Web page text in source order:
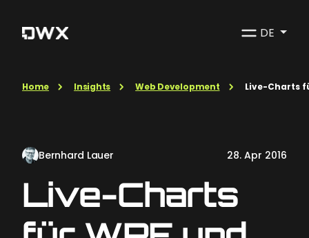
DE
Home Insights Web Development Live-Charts
Bernhard Lauer 28. Apr 2016
Live-Charts